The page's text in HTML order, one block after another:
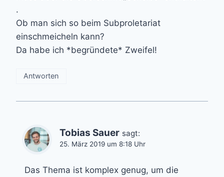
.
Ob man sich so beim Subproletariat
einschmeicheln kann?
Da habe ich *begründete* Zweifel!
Antworten
Tobias Sauer sagt:
25. März 2019 um 8:18 Uhr
Das Thema ist komplex genug, um die